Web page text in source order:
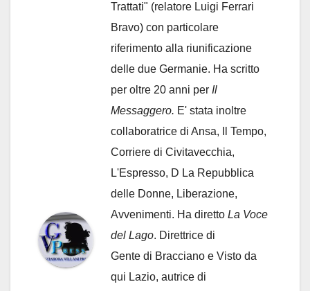
Trattati" (relatore Luigi Ferrari
Bravo) con particolare
riferimento alla riunificazione
delle due Germanie. Ha scritto
per oltre 20 anni per Il
Messaggero. E' stata inoltre
collaboratrice di Ansa, Il Tempo,
Corriere di Civitavecchia,
L'Espresso, D La Repubblica
delle Donne, Liberazione,
Avvenimenti. Ha diretto La Voce
del Lago. Direttrice di
Gente di Bracciano e Visto da
qui Lazio, autrice di